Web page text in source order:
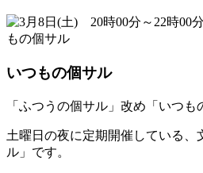
いつもの個サル
「ふつうの個サル」改め「いつも
土曜日の夜に定期開催している、
ル」です。